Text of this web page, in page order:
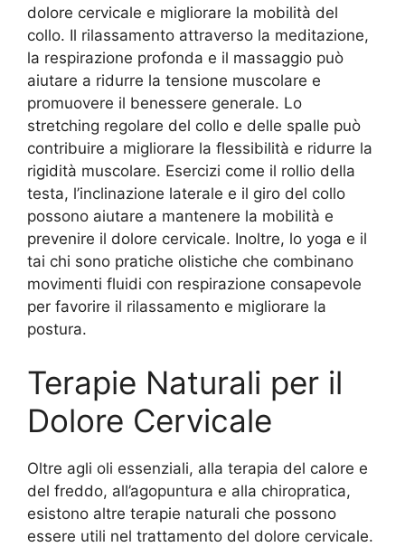
dolore cervicale e migliorare la mobilità del
collo. Il rilassamento attraverso la meditazione,
la respirazione profonda e il massaggio può
aiutare a ridurre la tensione muscolare e
promuovere il benessere generale. Lo
stretching regolare del collo e delle spalle può
contribuire a migliorare la flessibilità e ridurre la
rigidità muscolare. Esercizi come il rollio della
testa, l’inclinazione laterale e il giro del collo
possono aiutare a mantenere la mobilità e
prevenire il dolore cervicale. Inoltre, lo yoga e il
tai chi sono pratiche olistiche che combinano
movimenti fluidi con respirazione consapevole
per favorire il rilassamento e migliorare la
postura.
Terapie Naturali per il
Dolore Cervicale
Oltre agli oli essenziali, alla terapia del calore e
del freddo, all’agopuntura e alla chiropratica,
esistono altre terapie naturali che possono
essere utili nel trattamento del dolore cervicale.